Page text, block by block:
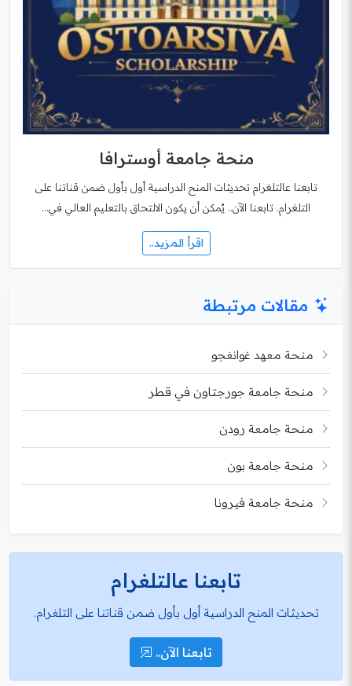
منحة جامعة أوسترافا
تابعنا عالتلغرام تحديثات المنح الدراسية أول بأول ضمن قناتنا على
التلغرام. تابعنا الآن.. يُمكن أن يكون الالتحاق بالتعليم العالي في…
اقرأ المزيد..
مقالات مرتبطة
منحة معهد غوانغجو
منحة جامعة جورجتاون في قطر
منحة جامعة رودن
منحة جامعة بون
منحة جامعة فيرونا
تابعنا عالتلغرام
تحديثات المنح الدراسية أول بأول ضمن قناتنا على التلغرام.
تابعنا الآن..